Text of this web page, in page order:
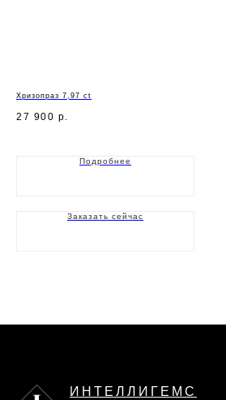
Хризопраз 7,97 ct
27 900 р.
Подробнее
Заказать сейчас
ИНТЕЛЛИГЕМС